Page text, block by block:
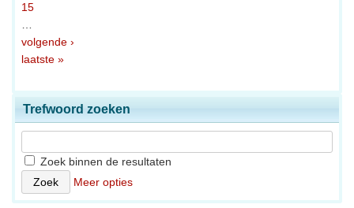
15
volgende ›
laatste »
Trefwoord zoeken
Zoek binnen de resultaten
Meer opties